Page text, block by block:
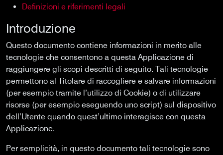
Definizioni e riferimenti legali
Introduzione
Questo documento contiene informazioni in merito alle
tecnologie che consentono a questa Applicazione di
raggiungere gli scopi descritti di seguito. Tali tecnologie
permettono al Titolare di raccogliere e salvare informazioni
(per esempio tramite l’utilizzo di Cookie) o di utilizzare
risorse (per esempio eseguendo uno script) sul dispositivo
dell’Utente quando quest’ultimo interagisce con questa
Applicazione.
Per semplicità, in questo documento tali tecnologie sono